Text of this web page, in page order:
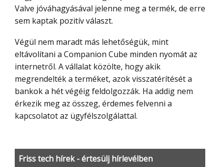
Valve jóváhagyásával jelenne meg a termék, de erre
sem kaptak pozitív választ.
Végül nem maradt más lehetőségük, mint
eltávolítani a Companion Cube minden nyomát az
internetről. A vállalat közölte, hogy akik
megrendelték a terméket, azok visszatérítését a
bankok a hét végéig feldolgozzák. Ha addig nem
érkezik meg az összeg, érdemes felvenni a
kapcsolatot az ügyfélszolgálattal.
Friss tech hírek - értesülj hírlevélben